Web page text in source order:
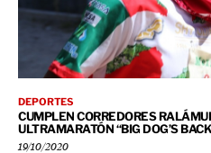
DEPORTES
CUMPLEN CORREDORES
ULTRAMARATÓN “BIG DOG’S
19/10/2020